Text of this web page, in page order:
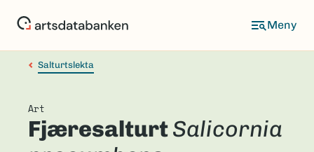
Salturtslekta
Art
FjæresalturtSalicornia